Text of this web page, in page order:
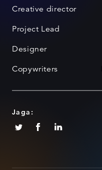
Creative director
Project Lead
Designer
Copywriters
Jaga: